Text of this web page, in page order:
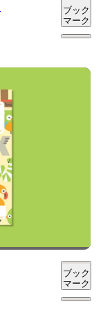
ブック
マーク
ブック
マーク